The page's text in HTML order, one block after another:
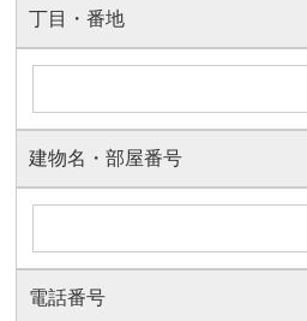
丁目・番地
建物名・部屋番号
電話番号